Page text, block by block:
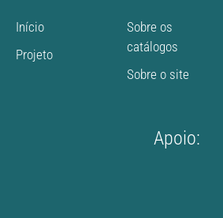
Início
Projeto
Sobre os
catálogos
Sobre o site
Apoio: